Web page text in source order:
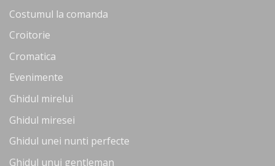
Costumul la comanda
Croitorie
Cromatica
Evenimente
Ghidul mirelui
Ghidul miresei
Ghidul unei nunti perfecte
Ghidul unui gentleman